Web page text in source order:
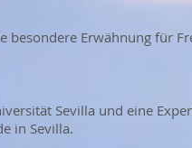
Erwähnung für
Sevilla und eine
in Sevilla.